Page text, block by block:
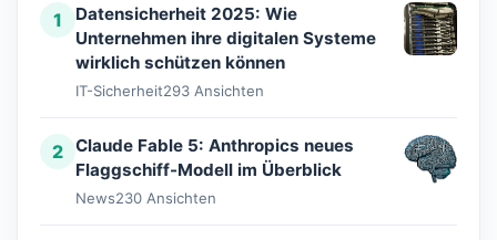
1
Datensicherheit 2025: Wie
Unternehmen ihre digitalen Systeme
wirklich schützen können
IT-Sicherheit293 Ansichten
2 Claude Fable 5: Anthropics neues
Flaggschiff-Modell im Überblick
News230 Ansichten